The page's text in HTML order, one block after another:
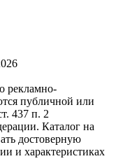
рекламно-
публичной или
437 п. 2
Каталог на
достоверную
и характеристиках